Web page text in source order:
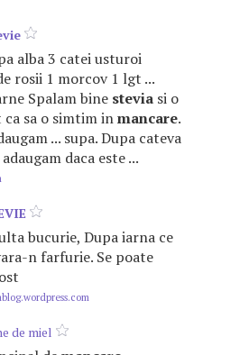
alba 3 catei usturoi
rosii 1 morcov 1 lgt ...
Spalam bine stevia si o
sa o simtim inmancare.
... supa. Dupa cateva
daca este ...
bucurie, Dupa iarna ce
n farfurie. Se poate
de miel